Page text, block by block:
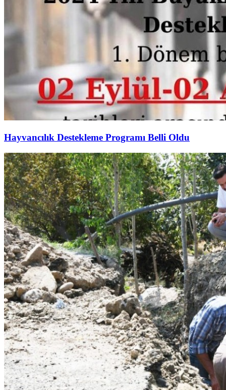
Hayvancılık Destekleme Programı Belli Oldu